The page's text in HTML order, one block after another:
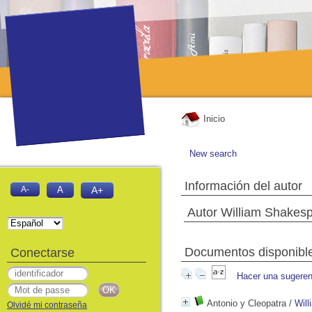
Inicio
New search
Información del autor
Autor William
Documentos
Hacer una
Antonio y Cleopatra/
A- A A+
Conectarse
Olvidé mi contraseña